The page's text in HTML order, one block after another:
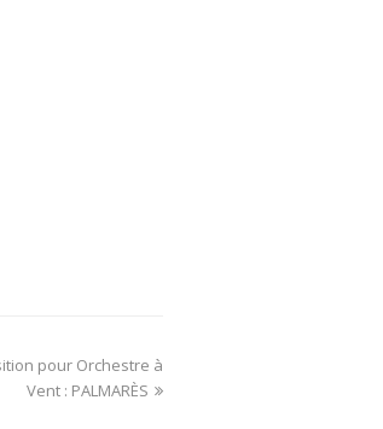
pour Orchestre à
Vent : PALMARÈS